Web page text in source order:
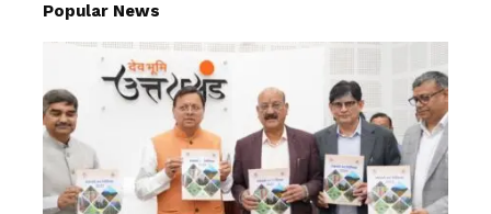
Popular News